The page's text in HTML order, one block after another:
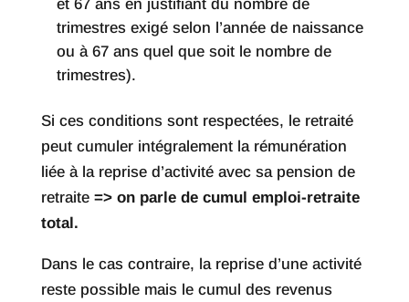
et 67 ans en justifiant du nombre de
trimestres exigé selon l’année de naissance
ou à 67 ans quel que soit le nombre de
trimestres).
Si ces conditions sont respectées, le retraité
peut cumuler intégralement la rémunération
liée à la reprise d’activité avec sa pension de
retraite => on parle de cumul emploi-retraite
total.
Dans le cas contraire, la reprise d’une activité
reste possible mais le cumul des revenus